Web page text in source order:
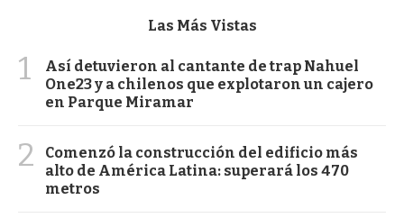
Las Más Vistas
1
Así detuvieron al cantante de trap Nahuel
One23 y a chilenos que explotaron un cajero
en Parque Miramar
2
Comenzó la construcción del edificio más
alto de América Latina: superará los 470
metros